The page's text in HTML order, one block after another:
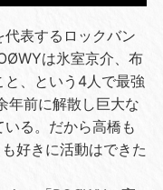
表するロックバン
は氷室京介、布
、という4人で最強
年前に解散し巨大な
る。だから高橋も
好きに活動はできた